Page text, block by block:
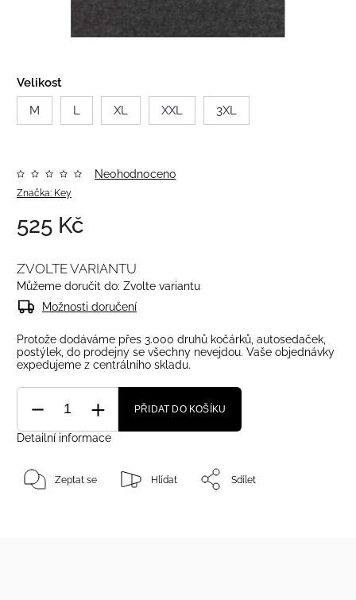
Velikost
M
L XL XXL 3XL
Značka: Key
Neohodnoceno
525 Kč
ZVOLTE VARIANTU
Můžeme doručit do: Zvolte variantu
Možnosti doručení
Protože dodáváme přes 3.000 druhů kočárků, autosedaček,
postýlek, do prodejny se všechny nevejdou. Vaše objednávky
expedujeme z centrálního skladu.
PŘIDAT DO KOŠÍKU
Detailní informace
Zeptat se Hlídat Sdílet